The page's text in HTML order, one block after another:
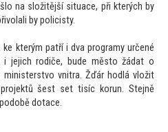
na složitější situace, při kterých by
by policisty.
ke kterým patří i dva programy určené
jejich rodiče, bude město žádat o
ministerstvo vnitra. Žďár hodlá vložit
šest set tisíc korun. Stejně
dotace.